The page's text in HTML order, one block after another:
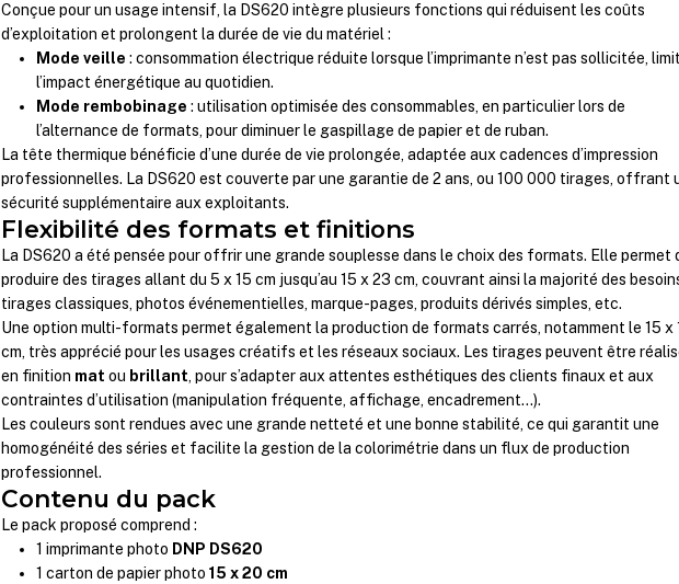
Conçue pour un usage intensif, la DS620 intègre plusieurs fonctions qui réduisent les coûts
d’exploitation et prolongent la durée de vie du matériel :
Mode veille : consommation électrique réduite lorsque l’imprimante n’est pas sollicitée,
l’impact énergétique au quotidien.
Mode rembobinage : utilisation optimisée des consommables, en particulier lors de
l’alternance de formats, pour diminuer le gaspillage de papier et de ruban.
La tête thermique bénéficie d’une durée de vie prolongée, adaptée aux cadences d’impression
professionnelles. La DS620 est couverte par une garantie de 2 ans, ou 100 000 tirages, offrant
sécurité supplémentaire aux exploitants.
Flexibilité des formats et finitions
La DS620 a été pensée pour offrir une grande souplesse dans le choix des formats. Elle permet
produire des tirages allant du 5 x 15 cm jusqu’au 15 x 23 cm, couvrant ainsi la majorité des
tirages classiques, photos événementielles, marque-pages, produits dérivés simples, etc.
Une option multi-formats permet également la production de formats carrés, notamment le 15 x
cm, très apprécié pour les usages créatifs et les réseaux sociaux. Les tirages peuvent être
en finition mat ou brillant, pour s’adapter aux attentes esthétiques des clients finaux et aux
contraintes d’utilisation (manipulation fréquente, affichage, encadrement…).
Les couleurs sont rendues avec une grande netteté et une bonne stabilité, ce qui garantit une
homogénéité des séries et facilite la gestion de la colorimétrie dans un flux de production
professionnel.
Contenu du pack
Le pack proposé comprend :
1 imprimante photo DNP DS620
1 carton de papier photo15 x 20 cm